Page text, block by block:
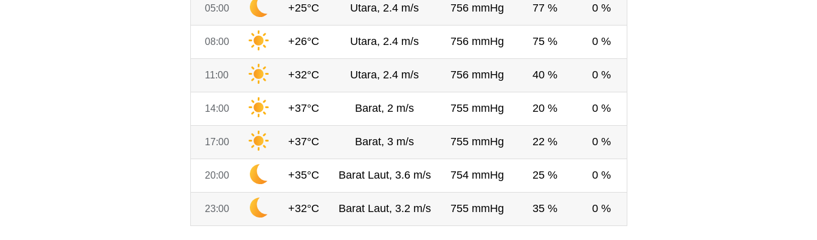
05:00 +25°C Utara, 2.4 m/s 756 mmHg 77 % 0 %
08:00 +26°C Utara, 2.4 m/s 756 mmHg 75 % 0 %
11:00 +32°C Utara, 2.4 m/s 756 mmHg 40 % 0 %
14:00 +37°C Barat, 2 m/s 755 mmHg 20 % 0 %
17:00 +37°C Barat, 3 m/s 755 mmHg 22 % 0 %
20:00 +35°C Barat Laut, 3.6 m/s 754 mmHg 25 % 0 %
23:00 +32°C Barat Laut, 3.2 m/s 755 mmHg 35 % 0 %